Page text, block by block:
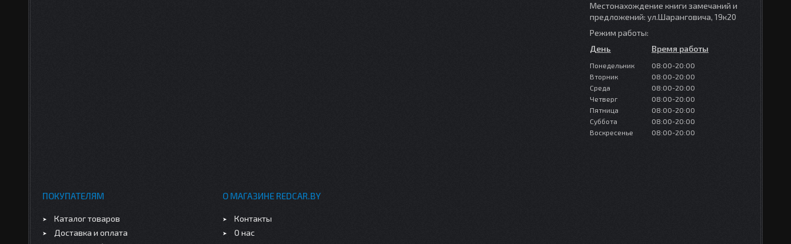
Местонахождение книги замечаний и
предложений: ул.Шаранговича, 19к20
Режим работы:
День
Время работы
Понедельник
08:00-20:00
Вторник
08:00-20:00
Среда
08:00-20:00
Четверг
08:00-20:00
Пятница
08:00-20:00
Суббота
08:00-20:00
Воскресенье
08:00-20:00
ПОКУПАТЕЛЯМ
Каталог товаров
Доставка и оплата
О МАГАЗИНЕ REDCAR.BY
Контакты
О нас